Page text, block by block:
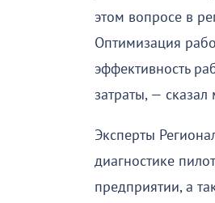
этом вопросе в
Оптимизация
эффективность
затраты, —
Эксперты
диагностике
предприятии, а